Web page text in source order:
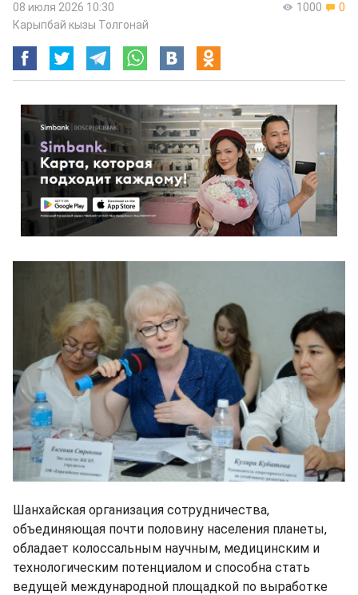
1000 0
08 июля 2026 10:30
Карыпбай кызы Толгонай
Шанхайская организация сотрудничества,
объединяющая почти половину населения планеты,
обладает колоссальным научным, медицинским и
технологическим потенциалом и способна стать
ведущей международной площадкой по выработке